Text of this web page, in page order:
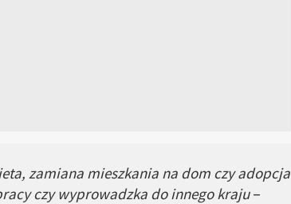
zamiana mieszkania na dom czy adopcja
czy wyprowadzka do innego kraju–